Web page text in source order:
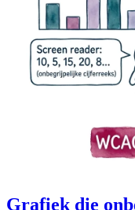
Grafiek die